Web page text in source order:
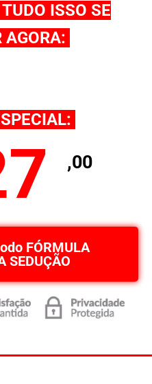
ISSO SE
AGORA:
,00
FÓRMULA
SEDUÇÃO